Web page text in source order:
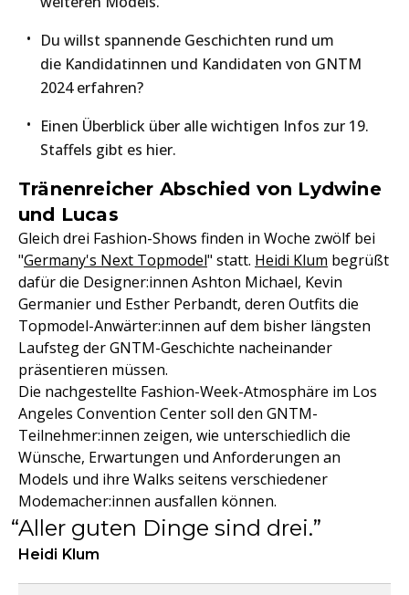
Du willst spannende Geschichten rund um
die Kandidatinnen und Kandidaten von GNTM
2024 erfahren?
Einen Überblick über alle wichtigen Infos zur 19.
Staffels gibt es hier.
Tränenreicher Abschied von Lydwine
und Lucas
Gleich drei Fashion-Shows finden in Woche zwölf bei
"Germany's Next Topmodel" statt. Heidi Klum begrüßt
dafür die Designer:innen Ashton Michael, Kevin
Germanier und Esther Perbandt, deren Outfits die
Topmodel-Anwärter:innen auf dem bisher längsten
Laufsteg der GNTM-Geschichte nacheinander
präsentieren müssen.
Die nachgestellte Fashion-Week-Atmosphäre im Los
Angeles Convention Center soll den GNTM-
Teilnehmer:innen zeigen, wie unterschiedlich die
Wünsche, Erwartungen und Anforderungen an
Models und ihre Walks seitens verschiedener
Modemacher:innen ausfallen können.
Aller guten Dinge sind drei.
Heidi Klum